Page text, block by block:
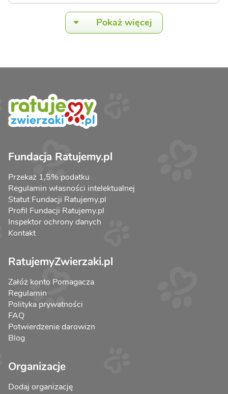
Pokaż więcej
Fundacja Ratujemy.pl
Przekaż 1,5% podatku
Regulamin własności intelektualnej
Statut Fundacji Ratujemy.pl
Profil Fundacji Ratujemy.pl
Inspektor ochrony danych
Kontakt
RatujemyZwierzaki.pl
Załóż konto Pomagacza
Regulamin
Polityka prywatności
FAQ
Potwierdzenie darowizn
Blog
Organizacje
Dodaj organizację